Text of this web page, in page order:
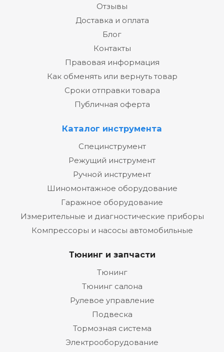
Отзывы
Доставка и оплата
Блог
Контакты
Правовая информация
Как обменять или вернуть товар
Сроки отправки товара
Публичная оферта
Каталог инструмента
Специнструмент
Режущий инструмент
Ручной инструмент
Шиномонтажное оборудование
Гаражное оборудование
Измерительные и диагностические приборы
Компрессоры и насосы автомобильные
Тюнинг и запчасти
Тюнинг
Тюнинг салона
Рулевое управление
Подвеска
Тормозная система
Электрооборудование